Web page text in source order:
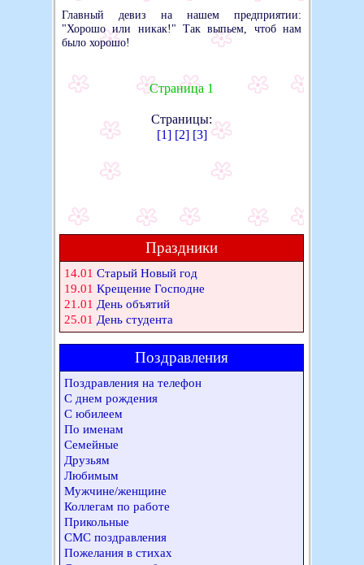
Главный девиз на нашем предприятии:
"Хорошо или никак!" Так выпьем, чтоб нам
было хорошо!
Страница 1
Страницы:
[1] [2] [3]
Праздники
14.01 Старый Новый год
19.01 Крещение Господне
21.01 День объятий
25.01 День студента
Поздравления
Поздравления на телефон
С днем рождения
С юбилеем
По именам
Семейные
Друзьям
Любимым
Мужчине/женщине
Коллегам по работе
Прикольные
СМС поздравления
Пожелания в стихах